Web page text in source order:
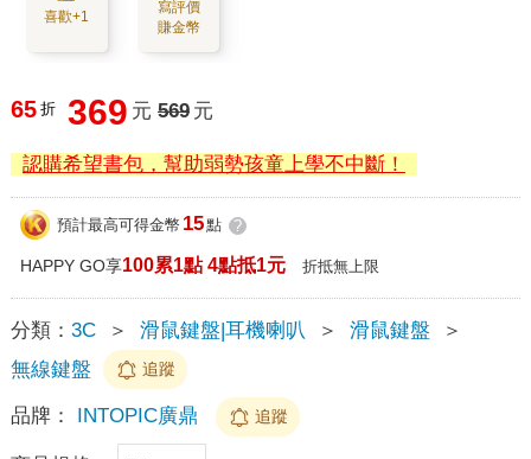
喜歡+1
寫評價
賺金幣
65 折 369 元 569 元
認購希望書包，幫助弱勢孩童上學不中斷！
預計最高可得金幣 15點 ?
HAPPY GO享100累1點 4點抵1元 折抵無上限
分類： 3C ＞ 滑鼠鍵盤|耳機喇叭 ＞ 滑鼠鍵盤
＞
無線鍵盤
追蹤
品牌： INTOPIC廣鼎 追蹤